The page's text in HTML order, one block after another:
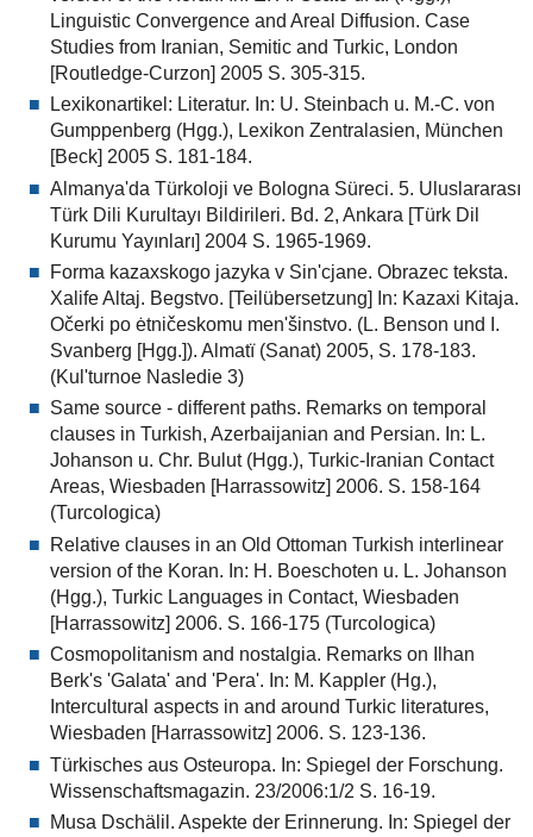
Linguistic Convergence and Areal Diffusion. Case
Studies from Iranian, Semitic and Turkic, London
[Routledge-Curzon] 2005 S. 305-315.
Lexikonartikel: Literatur. In: U. Steinbach u. M.-C. von
Gumppenberg (Hgg.), Lexikon Zentralasien, München
[Beck] 2005 S. 181-184.
Almanya'da Türkoloji ve Bologna Süreci. 5. Uluslararası
Türk Dili Kurultayı Bildirileri. Bd. 2, Ankara [Türk Dil
Kurumu Yayınları] 2004 S. 1965-1969.
Forma kazaxskogo jazyka v Sin'cjane. Obrazec teksta.
Xalife Altaj. Begstvo. [Teilübersetzung] In: Kazaxi Kitaja.
Očerki po ėtničeskomu men'šinstvo. (L. Benson und I.
Svanberg [Hgg.]). Almatï (Sanat) 2005, S. 178-183.
(Kul'turnoe Nasledie 3)
Same source - different paths. Remarks on temporal
clauses in Turkish, Azerbaijanian and Persian. In: L.
Johanson u. Chr. Bulut (Hgg.), Turkic-Iranian Contact
Areas, Wiesbaden [Harrassowitz] 2006. S. 158-164
(Turcologica)
Relative clauses in an Old Ottoman Turkish interlinear
version of the Koran. In: H. Boeschoten u. L. Johanson
(Hgg.), Turkic Languages in Contact, Wiesbaden
[Harrassowitz] 2006. S. 166-175 (Turcologica)
Cosmopolitanism and nostalgia. Remarks on Ilhan
Berk's 'Galata' and 'Pera'. In: M. Kappler (Hg.),
Intercultural aspects in and around Turkic literatures,
Wiesbaden [Harrassowitz] 2006. S. 123-136.
Türkisches aus Osteuropa. In: Spiegel der Forschung.
Wissenschaftsmagazin. 23/2006:1/2 S. 16-19.
Musa Dschälil. Aspekte der Erinnerung. In: Spiegel der